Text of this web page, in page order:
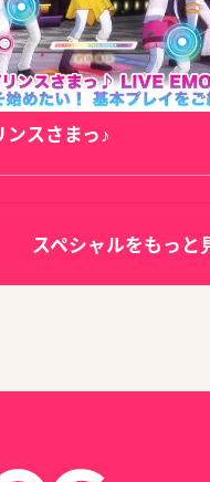
スさまっ♪
スペシャルをもっと